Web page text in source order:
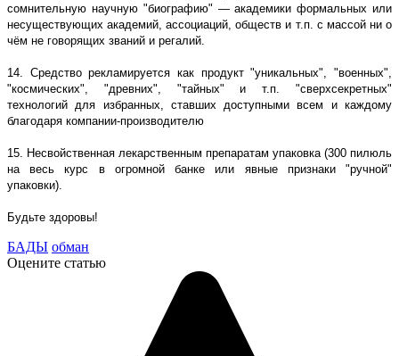
сомнительную научную "биографию" — академики формальных или
несуществующих академий, ассоциаций, обществ и т.п. с массой ни о
чём не говорящих званий и регалий.
14. Средство рекламируется как продукт "уникальных", "военных",
"космических", "древних", "тайных" и т.п. "сверхсекретных"
технологий для избранных, ставших доступными всем и каждому
благодаря компании-производителю
15. Несвойственная лекарственным препаратам упаковка (300 пилюль
на весь курс в огромной банке или явные признаки "ручной"
упаковки).
Будьте здоровы!
БАДЫ обман
Оцените статью